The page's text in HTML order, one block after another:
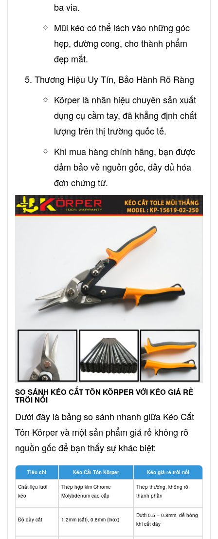
ba via.
Mũi kéo có thể lách vào những góc
hẹp, đường cong, cho thành phẩm
đẹp mắt.
Thương Hiệu Uy Tín, Bảo Hành Rõ Ràng
Körper là nhãn hiệu chuyên sản xuất
dụng cụ cầm tay, đã khẳng định chất
lượng trên thị trường quốc tế.
Khi mua hàng chính hãng, bạn được
đảm bảo về nguồn gốc, đầy đủ hóa
đơn chứng từ.
SO SÁNH KÉO CẮT TÔN KÖRPER VỚI KÉO GIÁ RẺ
TRÔI NỔI
Dưới đây là bảng so sánh nhanh giữa Kéo Cắt
Tôn Körper và một sản phẩm giá rẻ không rõ
nguồn gốc để bạn thấy sự khác biệt:
Tiêu chí Kéo Cắt Tôn Körper Kéo giá rẻ trôi nổi
Chất liệu lưỡi
kéo
Thép hợp kim Chrome
Molybdenum cao cấp
Thép thường, không rõ
thành phần
Độ dày cắt 1.2mm (sắt), 0.8mm (inox)
Dưới 0.5 – 0.8mm, dễ hỏng
khi cắt dày